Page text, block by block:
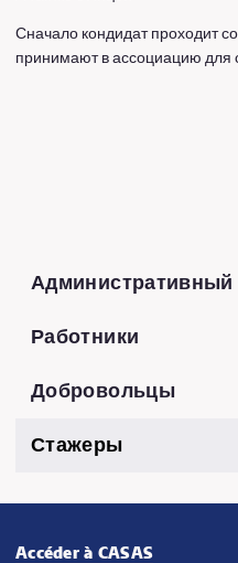
Сначало кондидат проходит
принимают в ассоциацию для
Административный
Работники
Добровольцы
Стажеры
Accéder à CASAS